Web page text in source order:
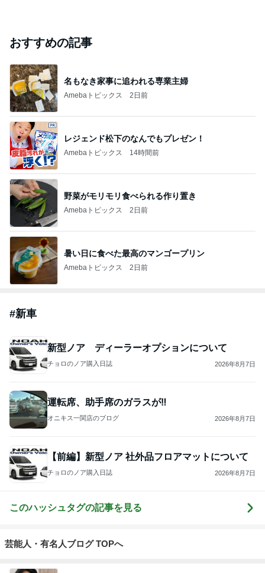
おすすめの記事
名もなき家事に追われる専業主婦
Amebaトピックス 2日前
レジェンド松下のなんでもプレゼン！
Amebaトピックス 14時間前
野菜がモリモリ食べられる作り置き
Amebaトピックス 2日前
暑い日に食べた最高のマンゴープリン
Amebaトピックス 2日前
#新車
新型ノア ディーラーオプションについて
チョロのノア購入日誌 2026年8月7日
運転席、助手席のガラスが‼️
オニキス一関店のブログ 2026年8月7日
【前編】新型ノア 社外品フロアマットについて
チョロのノア購入日誌 2026年8月7日
このハッシュタグの記事を見る
芸能人・有名人ブログ TOPへ